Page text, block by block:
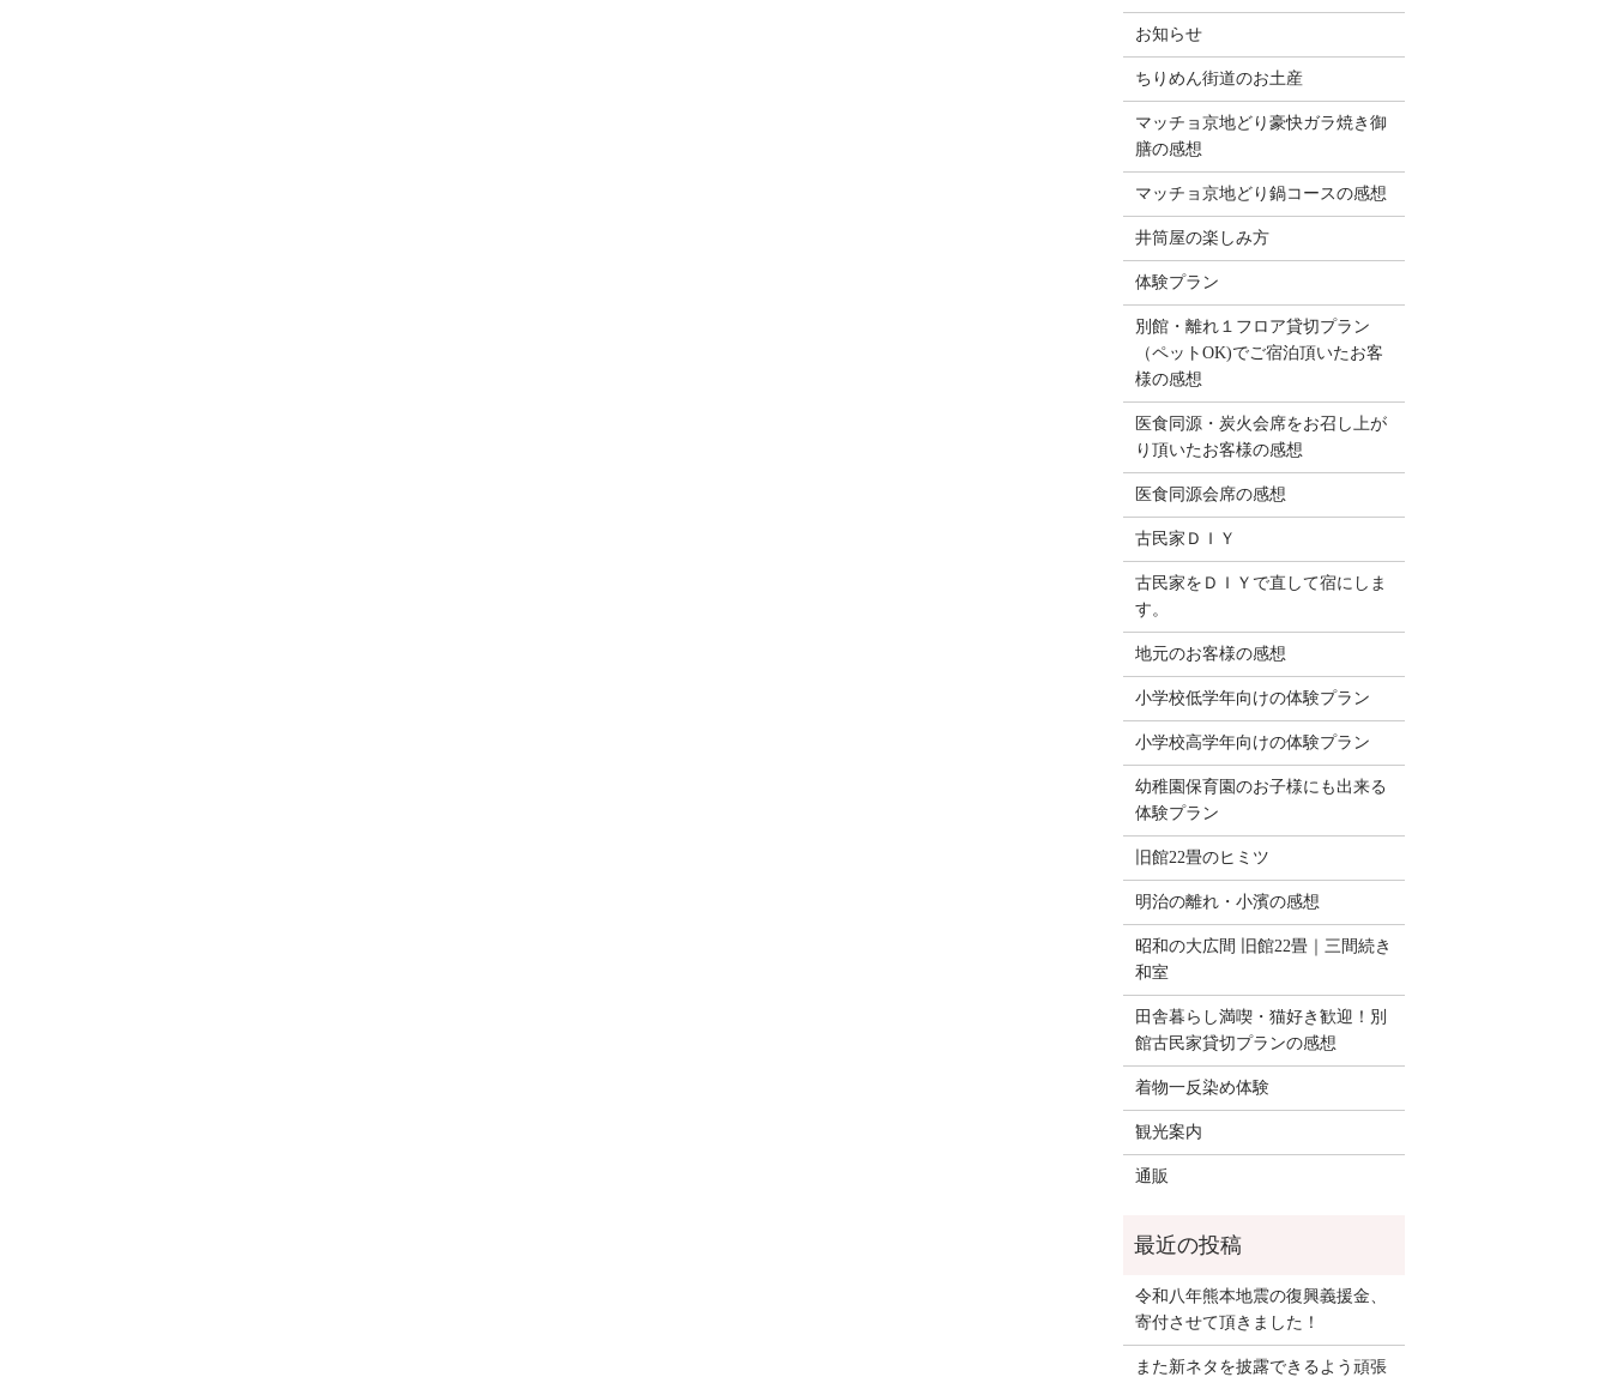
お知らせ
ちりめん街道のお土産
マッチョ京地どり豪快ガラ焼き御
膳の感想
マッチョ京地どり鍋コースの感想
井筒屋の楽しみ方
体験プラン
別館・離れ１フロア貸切プラン
（ペットOK)でご宿泊頂いたお客
様の感想
医食同源・炭火会席をお召し上が
り頂いたお客様の感想
医食同源会席の感想
古民家ＤＩＹ
古民家をＤＩＹで直して宿にしま
す。
地元のお客様の感想
小学校低学年向けの体験プラン
小学校高学年向けの体験プラン
幼稚園保育園のお子様にも出来る
体験プラン
旧館22畳のヒミツ
明治の離れ・小濱の感想
昭和の大広間 旧館22畳｜三間続き
和室
田舎暮らし満喫・猫好き歓迎！別
館古民家貸切プランの感想
着物一反染め体験
観光案内
通販
令和八年熊本地震の復興義援金、
寄付させて頂きました！
また新ネタを披露できるよう頑張